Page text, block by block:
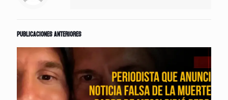
Publicaciones anteriores